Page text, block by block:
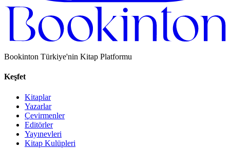
Bookinton Türkiye'nin Kitap Platformu
Keşfet
Kitaplar
Yazarlar
Çevirmenler
Editörler
Yayınevleri
Kitap Kulüpleri